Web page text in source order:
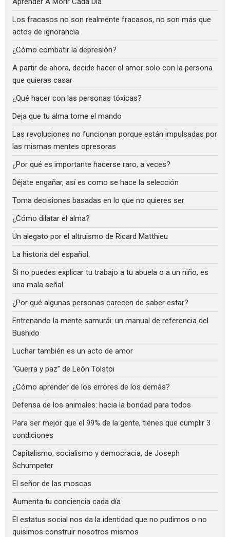
Los fracasos no son realmente fracasos, no son más que
actos de ignorancia
¿Cómo combatir la depresión?
A partir de ahora, decide hacer el amor solo con la persona
que quieras casar
¿Qué hacer con las personas tóxicas?
Deja que tu alma tome el mando
Las revoluciones no funcionan porque están impulsadas por
las mismas mentes opresoras
¿Por qué es importante hacerse raro, a veces?
Déjate engañar, así es como se hace la selección
Toma decisiones basadas en lo que no quieres ser
¿Cómo dilatar el alma?
Un alegato por el altruismo de Ricard Matthieu
La historia del español.
Si no puedes explicar tu trabajo a tu abuela o a un niño, es
una mala señal
¿Por qué algunas personas carecen de saber estar?
Entrenando la mente samurái: un manual de referencia del
Bushido
Luchar también es un acto de amor
“Guerra y paz” de León Tolstoi
¿Cómo aprender de los errores de los demás?
Defensa de los animales: hacia la bondad para todos
Para ser mejor que el 99% de la gente, tienes que cumplir 3
condiciones
Capitalismo, socialismo y democracia, de Joseph
Schumpeter
El señor de las moscas
Aumenta tu conciencia cada día
El estatus social nos da la identidad que no pudimos o no
quisimos construir nosotros mismos